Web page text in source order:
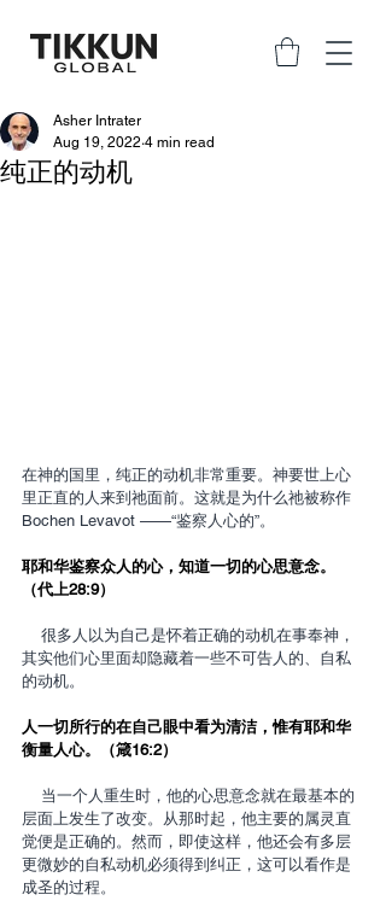
纯正的动机
Asher Intrater
Aug 19, 2022 4 min read
在神的国里，纯正的动机非常重要。神要世上心
里正直的人来到祂面前。这就是为什么祂被称作
Bochen Levavot ——“鉴察人心的”。
耶和华鉴察众人的心，知道一切的心思意念。
（代上28:9）
其实他们心里面却隐藏着一些不可告人的、自私
的动机。
人一切所行的在自己眼中看为清洁，惟有耶和华
衡量人心。（箴16:2）
层面上发生了改变。从那时起，他主要的属灵直
觉便是正确的。然而，即使这样，他还会有多层
更微妙的自私动机必须得到纠正，这可以看作是
成圣的过程。